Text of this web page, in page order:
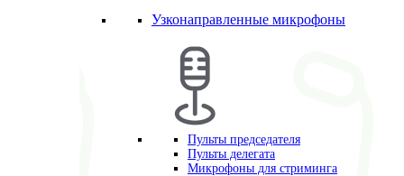
Узконаправленные микрофоны
Пульты председателя
Пульты делегата
Микрофоны для стриминга